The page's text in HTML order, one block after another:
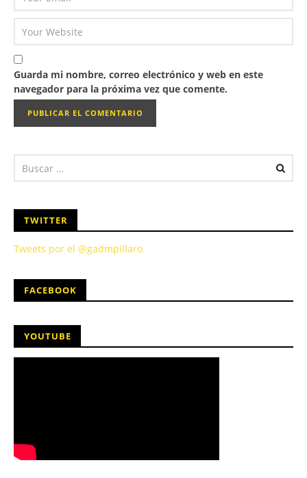
Guarda mi nombre, correo electrónico y web en este
navegador para la próxima vez que comente.
TWITTER
Tweets por el @gadmpillaro.
FACEBOOK
YOUTUBE